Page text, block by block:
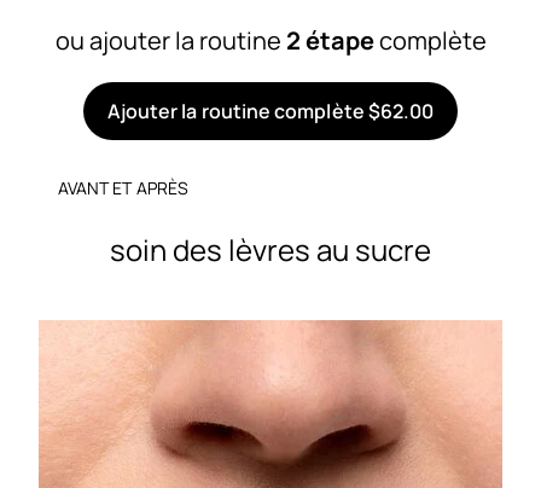
ou ajouter la routine 2 étapecomplète
Ajouter la routine complète $62.00
AVANT ET APRÈS
soin des lèvres au sucre